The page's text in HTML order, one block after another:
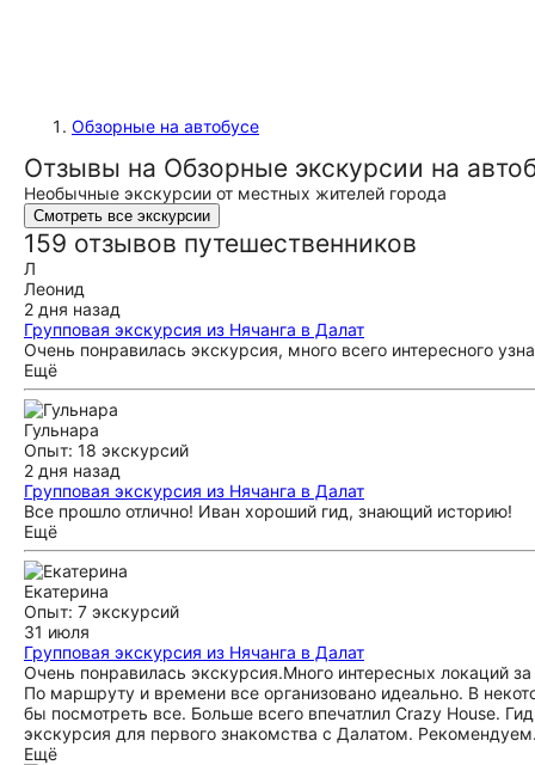
Обзорные на автобусе
Отзывы на Обзорные экскурсии на
Необычные экскурсии от местных жителей города
Смотреть все экскурсии
159 отзывов путешественников
Л
Леонид
2 дня назад
Групповая экскурсия из Нячанга в Далат
Очень понравилась экскурсия, много всего интересного
Ещё
Гульнара
Опыт: 18 экскурсий
2 дня назад
Групповая экскурсия из Нячанга в Далат
Все прошло отлично! Иван хороший гид, знающий историю!
Ещё
Екатерина
Опыт: 7 экскурсий
31 июля
Групповая экскурсия из Нячанга в Далат
Очень понравилась экскурсия.Много интересных локаций
По маршруту и времени все организовано идеально. В
бы посмотреть все. Больше всего впечатлил Crazy House.
экскурсия для первого знакомства с Далатом.
Ещё